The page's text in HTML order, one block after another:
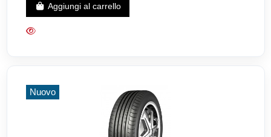
Aggiungi al carrello
Nuovo